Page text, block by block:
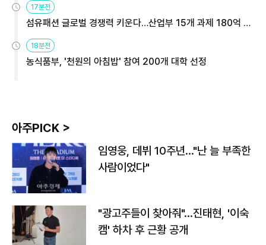
17분전
섬유패션 글로벌 경쟁력 키운다…산업부 15개 과제 180억 지
원
18분전
농식품부, '천원의 아침밥' 참여 200개 대학 선정
아주PICK >
임영웅, 데뷔 10주년…"난 늘 부족한
사람이었다"
"광고주들이 찾아줘"…진태현, '이숙
캠' 하차 후 근황 공개